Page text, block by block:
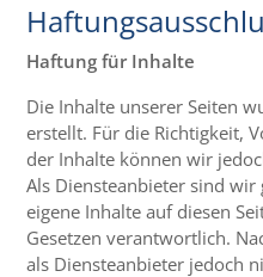
Haftung für Inhalte
Die Inhalte unserer Seiten
erstellt. Für die Richtigkeit,
der Inhalte können wir
Als Diensteanbieter sind wir
eigene Inhalte auf diesen
Gesetzen verantwortlich.
als Diensteanbieter jedoch